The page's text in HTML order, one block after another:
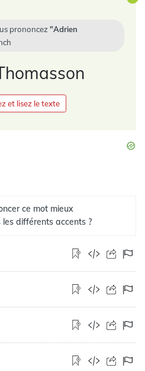
prononcez
Adrien
et lisez le texte
ce mot mieux
différents accents ?